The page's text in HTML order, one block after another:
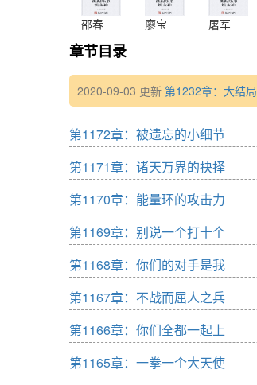
邵春 廖宝 屠军
章节目录
2020-09-03 更新 第1232章：大结局
第1172章：被遗忘的小细节
第1171章：诸天万界的抉择
第1170章：能量环的攻击力
第1169章：别说一个打十个
第1168章：你们的对手是我
第1167章：不战而屈人之兵
第1166章：你们全都一起上
第1165章：一拳一个大天使